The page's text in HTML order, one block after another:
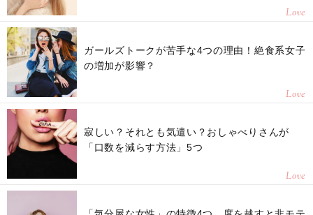
Love
ガールズトークが苦手な4つの理由！絶食系女子
の増加が影響？
Love
寂しい？それとも気遣い？おしゃべりさんが
「口数を減らす方法」5つ
Love